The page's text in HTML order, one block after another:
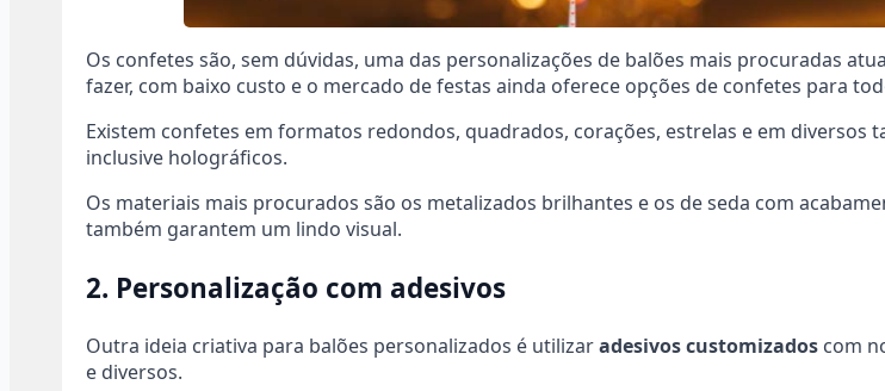
Os confetes são, sem dúvidas, uma das personalizações de balões mais procuradas
fazer, com baixo custo e o mercado de festas ainda oferece opções de confetes para
Existem confetes em formatos redondos, quadrados, corações, estrelas e em diversos
inclusive holográficos.
Os materiais mais procurados são os metalizados brilhantes e os de seda com
também garantem um lindo visual.
2. Personalização com adesivos
Outra ideia criativa para balões personalizados é utilizaradesivos customizados com
e diversos.